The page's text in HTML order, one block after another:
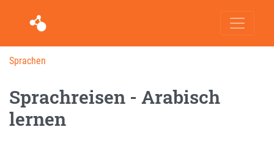
Sprachen
Sprachreisen - Arabisch
lernen